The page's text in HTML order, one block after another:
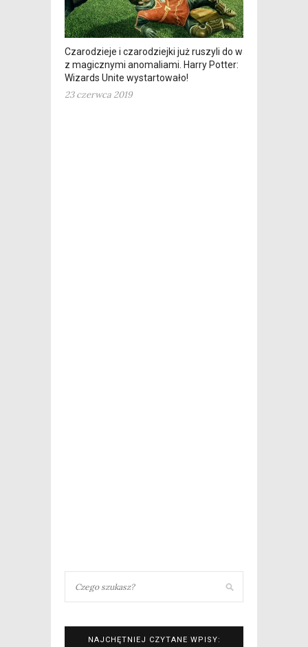
Czarodzieje i czarodziejki już ruszyli do walki
z magicznymi anomaliami. Harry Potter:
Wizards Unite wystartowało!
23 czerwca 2019
NAJCHĘTNIEJ CZYTANE WPISY: